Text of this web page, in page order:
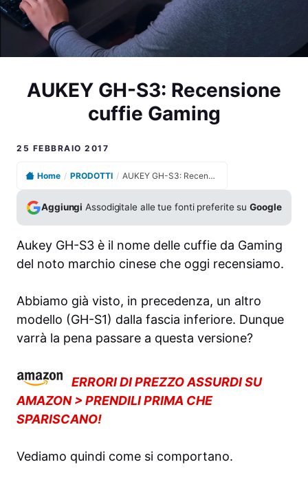
AUKEY GH-S3: Recensione
cuffie Gaming
25 FEBBRAIO 2017
Home / PRODOTTI / AUKEY GH-S3: Recensione cuffie Gaming
Aggiungi Assodigitale alle tue fonti preferite suGoogle
Aukey GH-S3 è il nome delle cuffie da Gaming
del noto marchio cinese che oggi recensiamo.
Abbiamo già visto, in precedenza, un altro
modello (GH-S1) dalla fascia inferiore. Dunque
varrà la pena passare a questa versione?
ERRORI DI PREZZO ASSURDI SU
AMAZON > PRENDILI PRIMA CHE
SPARISCANO!
Vediamo quindi come si comportano.